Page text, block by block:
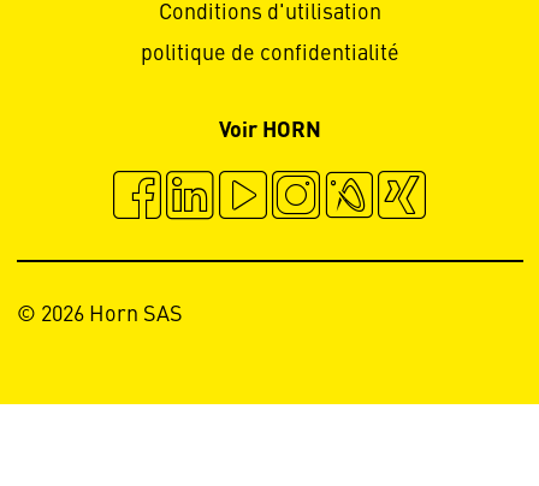
Conditions d'utilisation
politique de confidentialité
Voir HORN
© 2026 Horn SAS